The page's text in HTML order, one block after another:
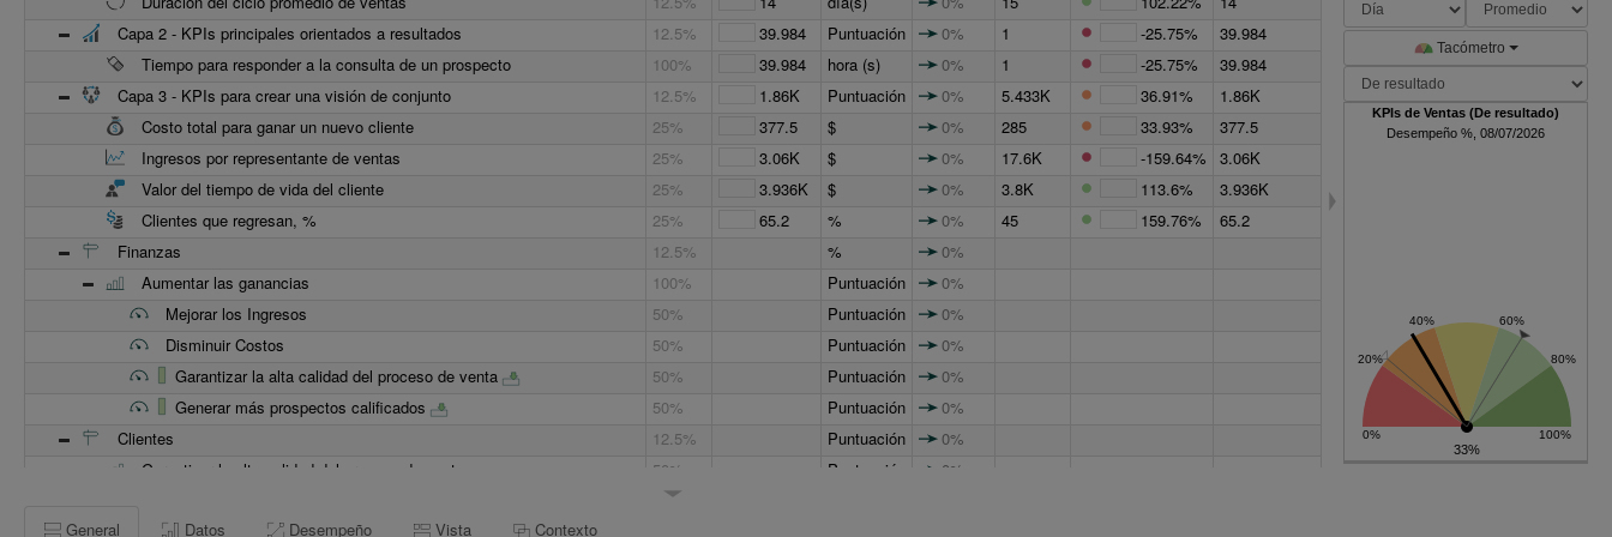
Capa 2 - KPIs principales orientados a resultados
12.5% 39.984 Puntuación 0% 1 -25.75%
39.984
Tiempo para responder a la consulta de un prospecto
100% 39.984 hora (s) 0% 1 -25.75%
39.984
Capa 3 - KPIs para crear una visión de conjunto
12.5% 1.86K Puntuación 0% 5.433K 36.91%
1.86K
Costo total para ganar un nuevo cliente
25% 377.5 $ 0% 285 33.93%
377.5
Ingresos por representante de ventas
25% 3.06K $ 0% 17.6K -159.64%
3.06K
Valor del tiempo de vida del cliente
25% 3.936K $ 0% 3.8K 113.6%
3.936K
Clientes que regresan, %
25% 65.2 % 0% 45 159.76%
65.2
Finanzas
12.5% %
0%
Aumentar las ganancias
100% Puntuación
0%
Mejorar los Ingresos
50% Puntuación
0%
Disminuir Costos
50% Puntuación
0%
Garantizar la alta calidad del proceso de venta
50% Puntuación
0%
Generar más prospectos calificados
50% Puntuación
0%
Clientes
12.5% Puntuación
0%
Garantizar la alta calidad del proceso de venta
50% Puntuación
0%
100%
Riesgo de enfocarse en métricas fáciles de alcanzar
General Datos Desempeño Vista Contexto
Tacómetro
KPIs de Ventas (De resultado)
Desempeño %, 08/07/2026
33%